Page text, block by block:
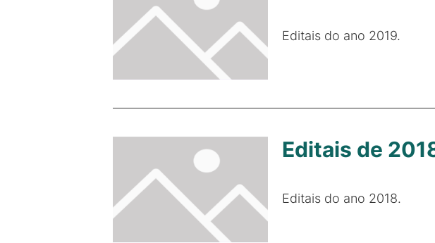
Editais do ano 2019.
Editais de
Editais do ano 2018.